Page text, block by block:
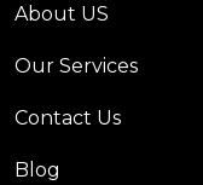
About US
Our Services
Contact Us
Blog